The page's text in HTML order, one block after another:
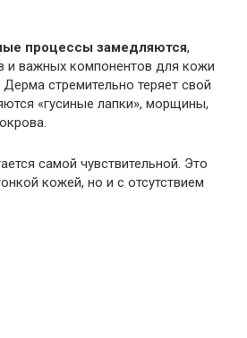
процессы замедляются,
и важных компонентов для кожи
Дерма стремительно теряет свой
«гусиные лапки», морщины,
самой чувствительной. Это
кожей, но и с отсутствием